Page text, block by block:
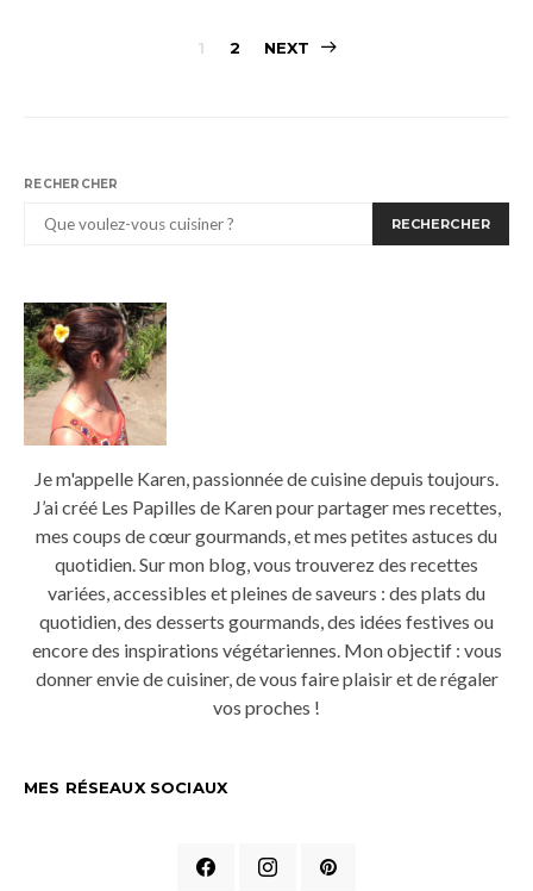
Pagination
1 2 NEXT
RECHERCHER
RECHERCHER
Je m'appelle Karen, passionnée de cuisine depuis toujours.
J’ai créé Les Papilles de Karen pour partager mes recettes,
mes coups de cœur gourmands, et mes petites astuces du
quotidien. Sur mon blog, vous trouverez des recettes
variées, accessibles et pleines de saveurs : des plats du
quotidien, des desserts gourmands, des idées festives ou
encore des inspirations végétariennes. Mon objectif : vous
donner envie de cuisiner, de vous faire plaisir et de régaler
vos proches !
MES RÉSEAUX SOCIAUX